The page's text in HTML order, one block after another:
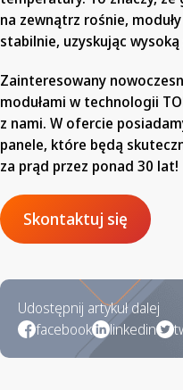
na zewnątrz rośnie,
stabilnie, uzyskując
Zainteresowany
modułami w technologii
z nami. W ofercie
panele, które będą
za prąd przez ponad 30 lat!
Skontaktuj się
Udostępnij artykuł dalej
facebook
linkedin